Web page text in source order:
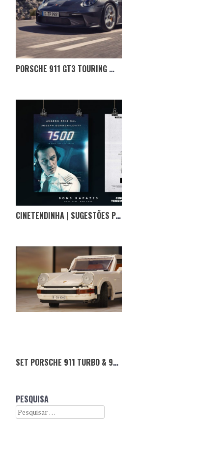
PORSCHE 911 GT3 TOURING — O IRMÃO SUBTIL DO GT3
CINETENDINHA | SUGESTÕES PARA UM DOS ÚLTIMOS FINS-DE-SEMANA CONFINADOS
SET PORSCHE 911 TURBO & 911 TARGA DA LEGO
PESQUISA
Search